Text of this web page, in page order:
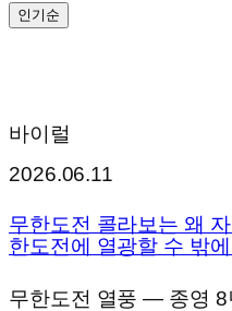
인기순
바이럴
2026.06.11
무한도전 콜라보는 왜
한도전에 열광할 수 밖
무한도전 열풍 — 종영 8